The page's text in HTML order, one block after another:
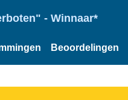
- Winnaar*
Beoordelingen